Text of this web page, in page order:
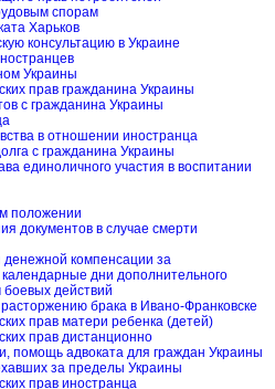
спорам
Харьков
консультацию в Украине
Украины
прав гражданина Украины
с гражданина Украины
в отношении иностранца
с гражданина Украины
единоличного участия в воспитании
положении
документов в случае смерти
денежной компенсации за
дни дополнительного
боевых действий
расторжению брака в Ивано-Франковске
прав матери ребенка (детей)
прав дистанционно
помощь адвоката для граждан Украины
за пределы Украины
прав иностранца